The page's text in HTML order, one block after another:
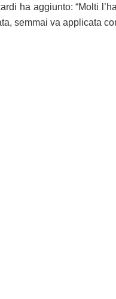
ha aggiunto: “Molti
semmai va applicata